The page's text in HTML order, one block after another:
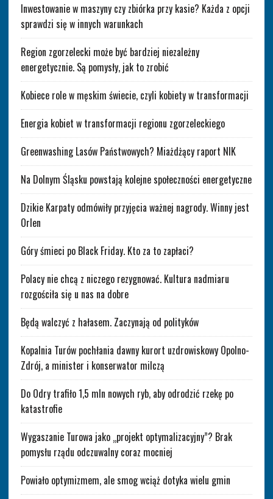
Inwestowanie w maszyny czy zbiórka przy kasie? Każda z opcji
sprawdzi się w innych warunkach
Region zgorzelecki może być bardziej niezależny
energetycznie. Są pomysły, jak to zrobić
Kobiece role w męskim świecie, czyli kobiety w transformacji
Energia kobiet w transformacji regionu zgorzeleckiego
Greenwashing Lasów Państwowych? Miażdżący raport NIK
Na Dolnym Śląsku powstają kolejne społeczności energetyczne
Dzikie Karpaty odmówiły przyjęcia ważnej nagrody. Winny jest
Orlen
Góry śmieci po Black Friday. Kto za to zapłaci?
Polacy nie chcą z niczego rezygnować. Kultura nadmiaru
rozgościła się u nas na dobre
Będą walczyć z hałasem. Zaczynają od polityków
Kopalnia Turów pochłania dawny kurort uzdrowiskowy Opolno-
Zdrój, a minister i konserwator milczą
Do Odry trafiło 1,5 mln nowych ryb, aby odrodzić rzekę po
katastrofie
Wygaszanie Turowa jako „projekt optymalizacyjny”? Brak
pomysłu rządu odczuwalny coraz mocniej
Powiało optymizmem, ale smog wciąż dotyka wielu gmin